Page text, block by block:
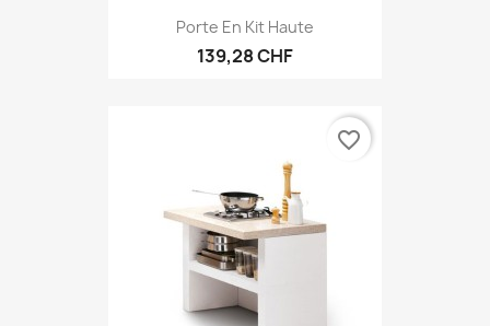
Porte En Kit Haute
139,28 CHF
favorite_border